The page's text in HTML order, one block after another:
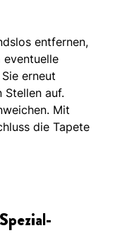
entfernen,
erneut
Stellen auf.
Mit
die Tapete